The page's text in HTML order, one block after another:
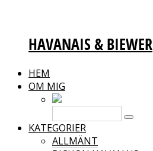
HAVANAIS & BIEWER
HEM
OM MIG
KATEGORIER
ALLMÄNT